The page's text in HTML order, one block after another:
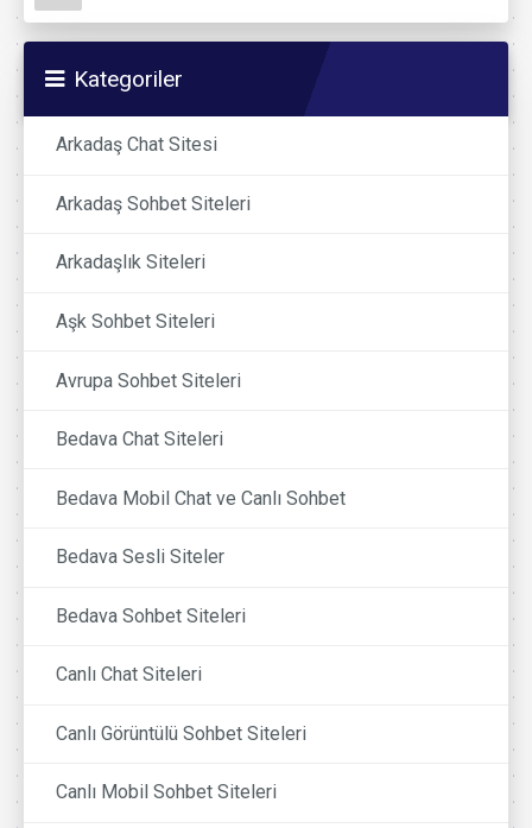
Kategoriler
Arkadaş Chat Sitesi
Arkadaş Sohbet Siteleri
Arkadaşlık Siteleri
Aşk Sohbet Siteleri
Avrupa Sohbet Siteleri
Bedava Chat Siteleri
Bedava Mobil Chat ve Canlı Sohbet
Bedava Sesli Siteler
Bedava Sohbet Siteleri
Canlı Chat Siteleri
Canlı Görüntülü Sohbet Siteleri
Canlı Mobil Sohbet Siteleri